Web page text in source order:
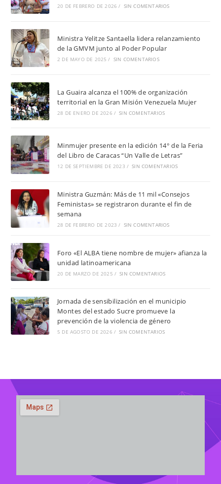
20 DE FEBRERO DE 2026 / SIN COMENTARIOS
Ministra Yelitze Santaella lidera relanzamiento
de la GMVM junto al Poder Popular
2 DE MAYO DE 2025 / SIN COMENTARIOS
La Guaira alcanza el 100% de organización
territorial en la Gran Misión Venezuela Mujer
28 DE ENERO DE 2026 / SIN COMENTARIOS
Minmujer presente en la edición 14° de la Feria
del Libro de Caracas “Un Valle de Letras”
12 DE SEPTIEMBRE DE 2023 / SIN COMENTARIOS
Ministra Guzmán: Más de 11 mil «Consejos
Feministas» se registraron durante el fin de
semana
28 DE FEBRERO DE 2023 / SIN COMENTARIOS
Foro «El ALBA tiene nombre de mujer» afianza la
unidad latinoamericana
20 DE MARZO DE 2025 / SIN COMENTARIOS
Jornada de sensibilización en el municipio
Montes del estado Sucre promueve la
prevención de la violencia de género
5 DE AGOSTO DE 2026 / SIN COMENTARIOS